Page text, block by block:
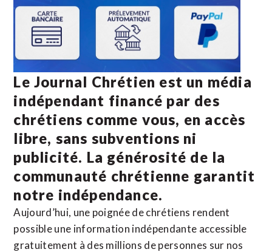
Le Journal Chrétien est un média
indépendant financé par des
chrétiens comme vous, en accès
libre, sans subventions ni
publicité. La générosité de la
communauté chrétienne garantit
notre indépendance.
Aujourd’hui, une poignée de chrétiens rendent
possible une information indépendante accessible
gratuitement à des millions de personnes sur nos